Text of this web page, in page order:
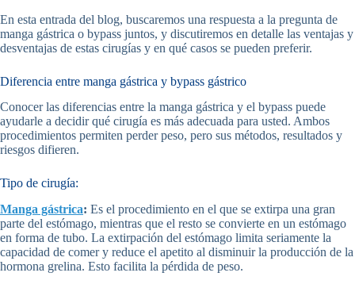
En esta entrada del blog, buscaremos una respuesta a la pregunta de
manga gástrica o bypass juntos, y discutiremos en detalle las ventajas y
desventajas de estas cirugías y en qué casos se pueden preferir.
Diferencia entre manga gástrica y bypass gástrico
Conocer las diferencias entre la manga gástrica y el bypass puede
ayudarle a decidir qué cirugía es más adecuada para usted. Ambos
procedimientos permiten perder peso, pero sus métodos, resultados y
riesgos difieren.
Tipo de cirugía:
Manga gástrica: Es el procedimiento en el que se extirpa una gran
parte del estómago, mientras que el resto se convierte en un estómago
en forma de tubo. La extirpación del estómago limita seriamente la
capacidad de comer y reduce el apetito al disminuir la producción de la
hormona grelina. Esto facilita la pérdida de peso.